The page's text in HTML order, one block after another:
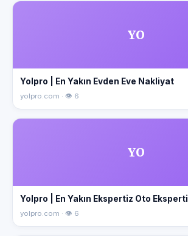
YO
Yolpro | En Yakın Evden Eve Nakliyat
yolpro.com · 👁 6
YO
Yolpro | En Yakın Ekspertiz Oto
yolpro.com · 👁 6